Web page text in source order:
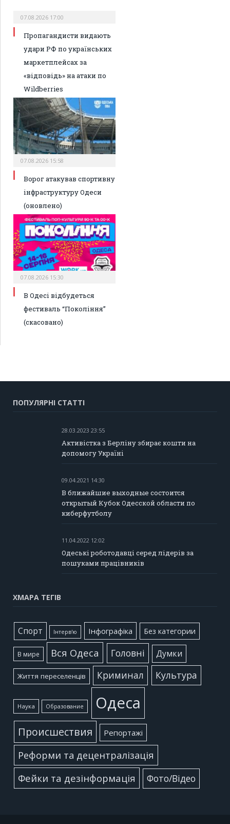
07.08.2026 17:00
Пропагандисти видають
удари РФ по українських
маркетплейсах за
«відповідь» на атаки по
Wildberries
07.08.2026 15:58
Ворог атакував спортивну
інфраструктуру Одеси
(оновлено)
07.08.2026 15:30
В Одесі відбудеться
фестиваль “Покоління”
(скасовано)
ПОПУЛЯРНІ СТАТТІ
28.03.2023 23:55
Активістка з Берліну збирає кошти на
допомогу Україні
09.04.2021 14:30
В ближайшие выходные состоится
открытый Кубок Одесской области по
киберфутболу
11.04.2022 12:02
Одеські роботодавці серед лідерів за
пошуками працівників
ХМАРА ТЕГІВ
Cпорт Інтерв'ю Інфографіка Без категории
В мире Вся Одеса Головні Думки
Життя переселенців Криминал Культура
Наука Образование Одеса
Происшествия Репортажі
Реформи та децентралізація
Фейки та дезінформація
Фото/Відео